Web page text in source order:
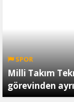
SPOR
Milli Takım
görevinden